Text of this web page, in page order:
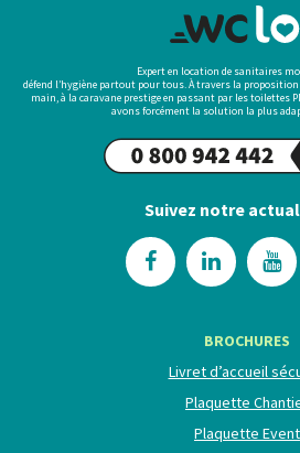
Expert en location de sanitaires
défend l’hygiène partout pour tous. À travers la
main, à la caravane prestige en passant par les toilettes
avons forcément la solution la plus
Suivez notre
BROCHURES
Livret d’accueil
Plaquette
Plaquette Event